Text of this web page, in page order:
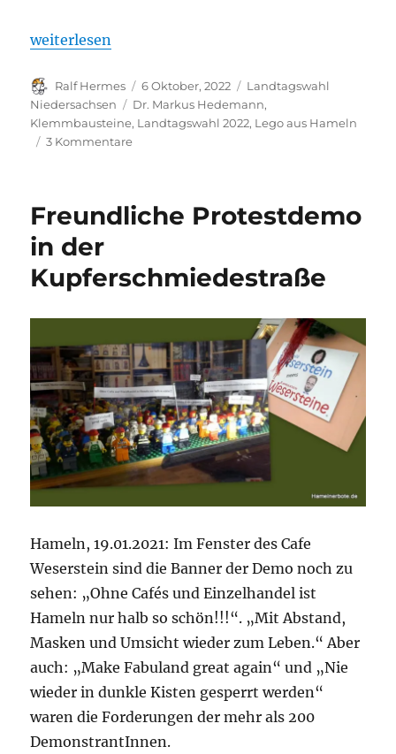
„Kreativer grüner Wahlkampf aus Hameln.
weiterlesen
Autor
Ralf Hermes
Veröffentlicht
am
6 Oktober, 2022 Kategorien
Landtagswahl
Niedersachsen
Schlagwörter
Dr. Markus Hedemann,
Klemmbausteine, Landtagswahl 2022, Lego aus Hameln
3 Kommentarezu
aus
zur
Landtagswahl.
Freundliche Protestdemo
in der
Kupferschmiedestraße
Hameln, 19.01.2021: Im Fenster des Cafe
Weserstein sind die Banner der Demo noch zu
sehen: „Ohne Cafés und Einzelhandel ist
Hameln nur halb so schön!!!“. „Mit Abstand,
Masken und Umsicht wieder zum Leben.“ Aber
auch: „Make Fabuland great again“ und „Nie
wieder in dunkle Kisten gesperrt werden“
waren die Forderungen der mehr als 200
DemonstrantInnen.